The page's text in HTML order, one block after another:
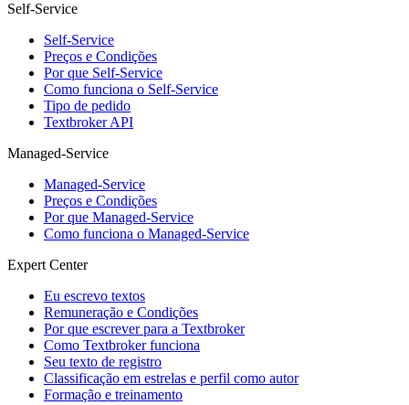
Self-Service
Self-Service
Preços e Condições
Por que Self-Service
Como funciona o Self-Service
Tipo de pedido
Textbroker API
Managed-Service
Managed-Service
Preços e Condições
Por que Managed-Service
Como funciona o Managed-Service
Expert Center
Eu escrevo textos
Remuneração e Condições
Por que escrever para a Textbroker
Como Textbroker funciona
Seu texto de registro
Classificação em estrelas e perfil como autor
Formação e treinamento